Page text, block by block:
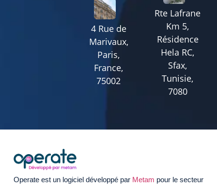
4 Rue de
Marivaux,
Paris,
France,
75002
Rte Lafrane
Km 5,
Résidence
Hela RC,
Sfax,
Tunisie,
7080
Operate est un logiciel développé par Metam pour le secteur